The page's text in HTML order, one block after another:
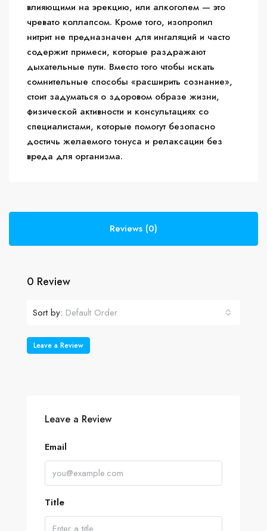
влияющими на эрекцию, или алкоголем — это
чревато коллапсом. Кроме того, изопропил
нитрит не предназначен для ингаляций и часто
содержит примеси, которые раздражают
дыхательные пути. Вместо того чтобы искать
сомнительные способы «расширить сознание»,
стоит задуматься о здоровом образе жизни,
физической активности и консультациях со
специалистами, которые помогут безопасно
достичь желаемого тонуса и релаксации без
вреда для организма.
Reviews (0)
0 Review
Sort by: Default Order
Leave a Review
Leave a Review
Email
Title